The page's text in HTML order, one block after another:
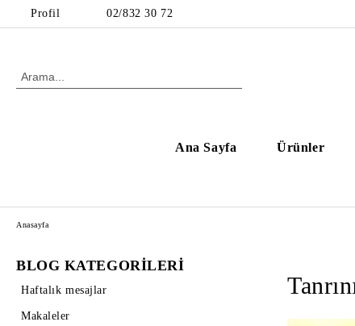
Profil 02/832 30 72
Ana Sayfa Ürünler
BLOG KATEGORİLERİ
Haftalık mesajlar
Makaleler
Anasayfa